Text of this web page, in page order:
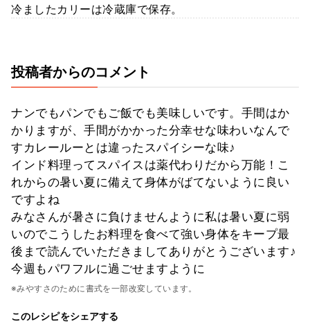
冷ましたカリーは冷蔵庫で保存。
投稿者からのコメント
ナンでもパンでもご飯でも美味しいです。手間はか
かりますが、手間がかかった分幸せな味わいなんで
すカレールーとは違ったスパイシーな味♪
インド料理ってスパイスは薬代わりだから万能！こ
れからの暑い夏に備えて身体がばてないように良い
ですよね
みなさんが暑さに負けませんように私は暑い夏に弱
いのでこうしたお料理を食べて強い身体をキープ最
後まで読んでいただきましてありがとうございます♪
今週もパワフルに過ごせますように
※みやすさのために書式を一部改変しています。
このレシピをシェアする